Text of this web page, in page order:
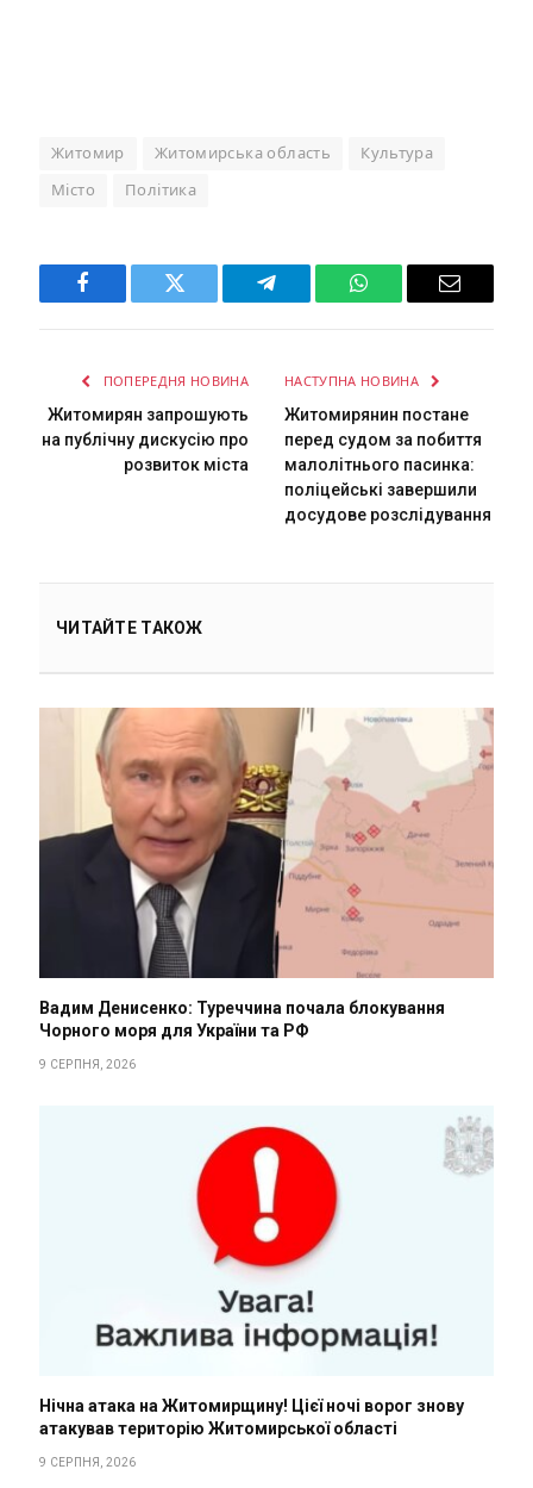
Житомир Житомирська область Культура
Місто Політика
Facebook Twitter Telegram WhatsAppEmail
ПОПЕРЕДНЯ НОВИНА
Житомирян запрошують
на публічну дискусію про
розвиток міста
НАСТУПНА НОВИНА
Житомирянин постане
перед судом за побиття
малолітнього пасинка:
поліцейські завершили
досудове розслідування
ЧИТАЙТЕ ТАКОЖ
Вадим Денисенко: Туреччина почала блокування
Чорного моря для України та РФ
9 СЕРПНЯ, 2026
Нічна атака на Житомирщину! Цієї ночі ворог знову
атакував територію Житомирської області
9 СЕРПНЯ, 2026